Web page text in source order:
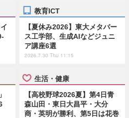
教育ICT
【夏休み2026】東大メタバー
ス工学部、生成AIなどジュニ
ア講座6選
2026.7.30 Thu 11:15
生活・健康
【高校野球2026夏】第4日青
森山田・東日大昌平・大分
商・英明が勝利、第5日は花巻